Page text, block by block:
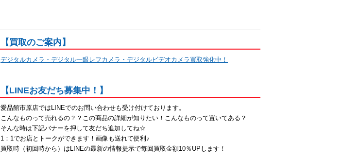
【買取のご案内】
デジタルカメラ・デジタル一眼レフカメラ・デジタルビデオカメラ買取強化中！
【LINEお友だち募集中！】
愛品館市原店ではLINEでのお問い合わせも受け付けております。
こんなものって売れるの？？この商品の詳細が知りたい！こんなものって置いてある？
そんな時は下記バナーを押して友だち追加してね☆
1：1でお店とトークができます！画像も送れて便利♪
買取時（初回時から）はLINEの最新の情報提示で毎回買取金額10％UPします！